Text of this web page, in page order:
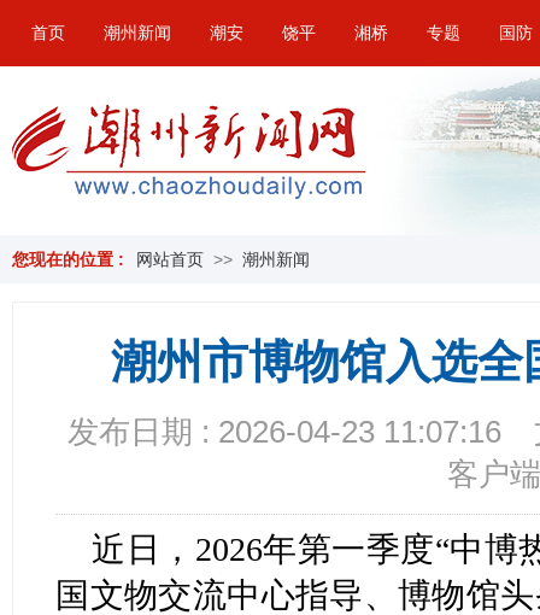
首页 潮州新闻 潮安 饶平 湘桥 专题 国防
您现在的位置 : 网站首页 >> 潮州新闻
潮州市博物馆入选
发布日期 : 2026-04-23 11:07:16
客户端
近日，2026年第一季度“中博
国文物交流中心指导、博物馆